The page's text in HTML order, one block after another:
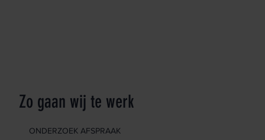
Zo gaan wij te werk
ONDERZOEK AFSPRAAK